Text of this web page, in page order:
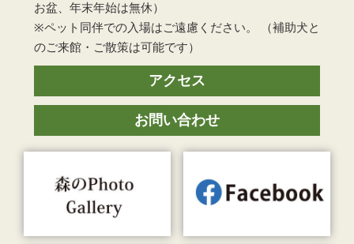
お盆、年末年始は無休）
※ペット同伴での入場はご遠慮ください。 （補助犬と
のご来館・ご散策は可能です）
アクセス
お問い合わせ